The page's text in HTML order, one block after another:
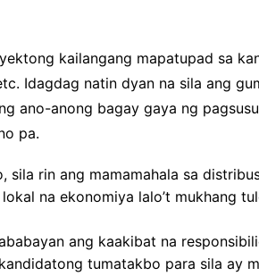
kailangang mapatupad sa
Idagdag natin dyan na sila ang
ano-anong bagay gaya ng
pa.
sila rin ang mamamahala sa
na ekonomiya lalo’t mukhang
ang kaakibat na
tumatakbo para sila ay